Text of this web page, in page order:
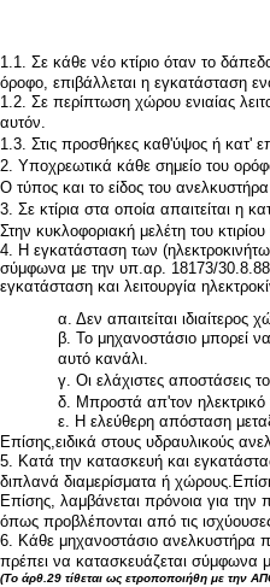
1.1. Σε κάθε νέο κτίριο όταν το
όροφο, επιβάλλεται η εγκατάσταση
1.2. Σε περίπτωση χώρου ενιαίας
αυτόν.
1.3. Στις προσθήκες καθ'ύψος ή κατ'
2. Υποχρεωτικά κάθε σημείο του
Ο τύπος και το είδος του
3. Σε κτίρια στα οποία απαιτείται η
Στην κυκλοφοριακή μελέτη του
4. Η εγκατάσταση των
σύμφωνα με την υπ.αρ. 18173/30.8.88
εγκατάσταση και λειτουργία
α. Δεν απαιτείται ιδιαίτερος
β. Το μηχανοστάσιο μπορεί
αυτό κανάλι.
γ. Οι ελάχιστες αποστάσεις
δ. Μπροστά απ'τον ηλεκτρικό
ε. Η ελεύθερη απόσταση
Επίσης,ειδικά στους υδραυλικούς
5. Κατά την κατασκευή και
διπλανά διαμερίσματα ή
Επίσης, λαμβάνεται πρόνοια για
όπως προβλέπονται από τις
6. Κάθε μηχανοστάσιο ανελκυστήρα
πρέπει να κατασκευάζεται σύμφωνα
(Το άρθ.29 τίθεται ως ετροποποιήθη με την